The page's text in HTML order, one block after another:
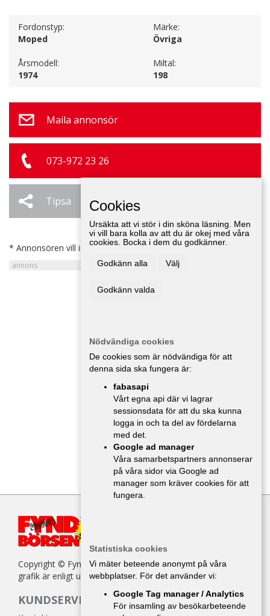
Fordonstyp:
Moped
Märke:
Övriga
Årsmodell:
1974
Miltal:
198
Maila annonsör
073-972 23 26
Tipsa
* Annonsören vill inte bli kontaktad av försäljare.
Copyright © Fyndbörsen. All kopiering av texter, bilder eller
grafik är enligt upphovsrättslagen förbjuden.
KUNDSERVICE
Cookies
Ursäkta att vi stör i din sköna läsning. Men
vi vill bara kolla av att du är okej med våra
cookies. Bocka i dem du godkänner.
Godkänn alla Välj
Godkänn valda
Nödvändiga cookies
De cookies som är nödvändiga för att
denna sida ska fungera är:
fabasapi
Vårt egna api där vi lagrar
sessionsdata för att du ska kunna
logga in och ta del av fördelarna
med det.
Google ad manager
Våra samarbetspartners annonserar
på våra sidor via Google ad
manager som kräver cookies för att
fungera.
Statistiska cookies
Vi mäter beteende anonymt på våra
webbplatser. För det använder vi:
Google Tag manager / Analytics
För insamling av besökarbeteende